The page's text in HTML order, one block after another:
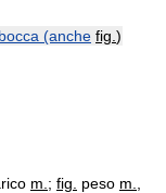
(anche fig. )
m. ; fig. peso m.